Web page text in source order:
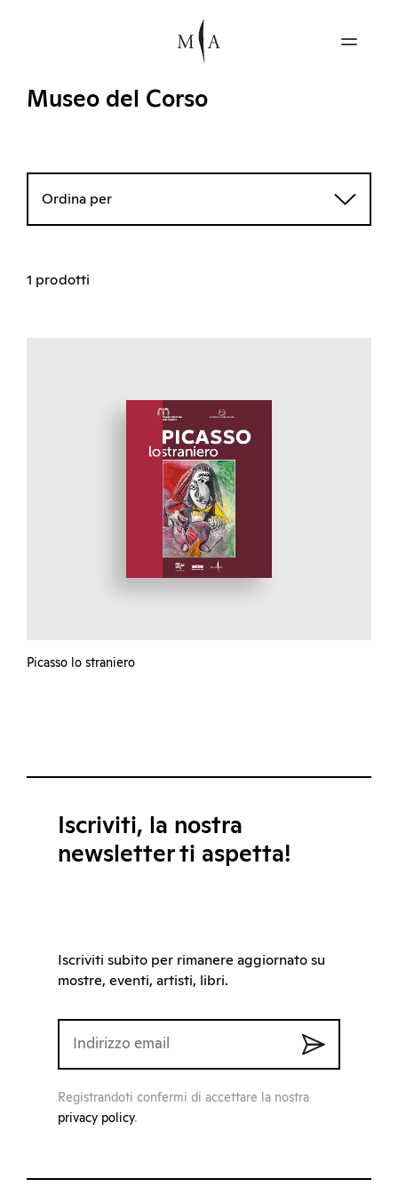
Museo del Corso
Ordina per
1 prodotti
Picasso lo straniero
Iscriviti, la nostra
newsletter ti aspetta!
Iscriviti subito per rimanere aggiornato su
mostre, eventi, artisti, libri.
Registrandoti confermi di accettare la nostra
privacy policy.